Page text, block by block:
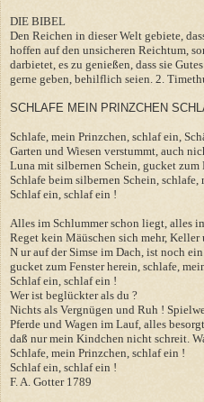
DIE BIBEL
Den Reichen in dieser Welt gebiete,
hoffen auf den unsicheren Reichtum,
darbietet, es zu genießen, dass sie
gerne geben, behilflich seien. 2.
SCHLAFE MEIN PRINZCHEN
Schlafe, mein Prinzchen, schlaf ein,
Garten und Wiesen verstummt, auch
Luna mit silbernen Schein, gucket zum
Schlafe beim silbernen Schein,
Schlaf ein, schlaf ein !
Alles im Schlummer schon liegt, alles
Reget kein Mäüschen sich mehr, Keller
N ur auf der Simse im Dach, ist noch
gucket zum Fenster herein, schlafe,
Schlaf ein, schlaf ein !
Wer ist beglückter als du ?
Nichts als Vergnügen und Ruh !
Pferde und Wagen im Lauf, alles
daß nur mein Kindchen nicht schreit.
Schlafe, mein Prinzchen, schlaf ein !
Schlaf ein, schlaf ein !
F. A. Gotter 1789